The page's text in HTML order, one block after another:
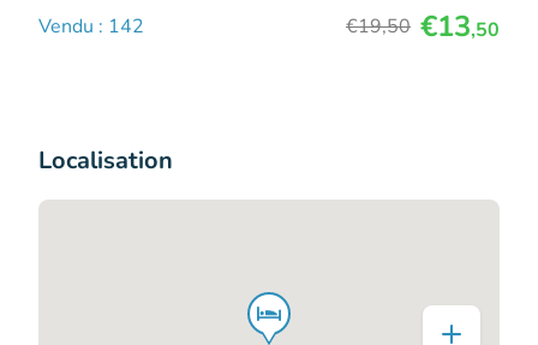
Vendu : 142
€19,50 €13,50
Localisation